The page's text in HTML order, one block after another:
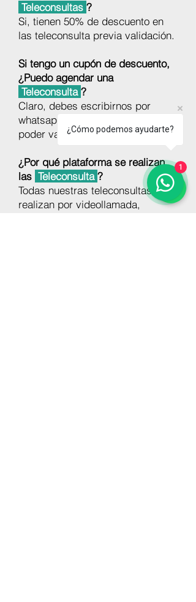
Teleconsultas ?
Si, tienen 50% de descuento en
las teleconsulta previa validación.
Si tengo un cupón de descuento,
¿Puedo agendar una
Teleconsulta?
Claro, debes escribirnos por
whatsapp al
poder validar tu cupón.
¿Por qué plataforma se realizan
las Teleconsulta?
Todas nuestras teleconsultas se
realizan por videollamada,
¿Cómo podemos ayudarte?
1